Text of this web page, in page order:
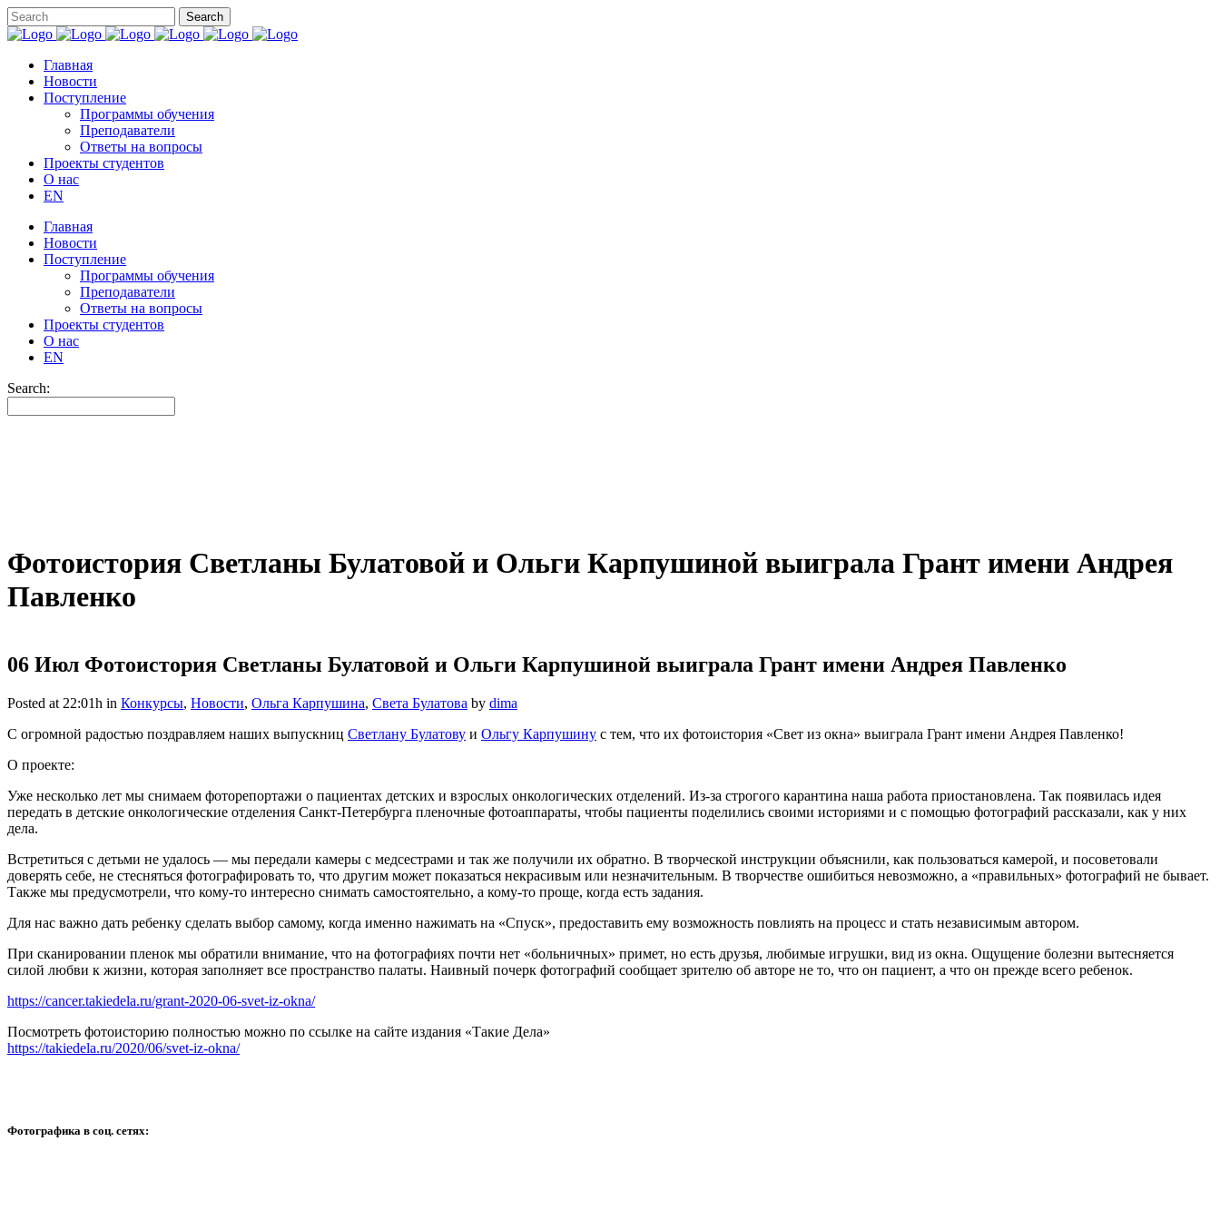
Главная
Новости
Поступление
Программы обучения
Преподаватели
Ответы на вопросы
Проекты студентов
О нас
EN
Главная
Новости
Поступление
Программы обучения
Преподаватели
Ответы на вопросы
Проекты студентов
О нас
EN
Search:
Фотоистория Светланы Булатовой и Ольги Карпушиной выиграла Грант имени Андрея
Павленко
06 Июл Фотоистория Светланы Булатовой и Ольги Карпушиной выиграла Грант имени Андрея Павленко
Posted at 22:01h in Конкурсы, Новости, Ольга Карпушина, Света Булатова by dima
С огромной радостью поздравляем наших выпускниц Светлану Булатову и Ольгу Карпушину с тем, что их фотоистория «Свет из окна» выиграла Грант имени Андрея Павленко!
О проекте:
Уже несколько лет мы снимаем фоторепортажи о пациентах детских и взрослых онкологических отделений. Из-за строгого карантина наша работа приостановлена. Так появилась идея
передать в детские онкологические отделения Санкт-Петербурга пленочные фотоаппараты, чтобы пациенты поделились своими историями и с помощью фотографий рассказали, как у них
дела.
Встретиться с детьми не удалось — мы передали камеры с медсестрами и так же получили их обратно. В творческой инструкции объяснили, как пользоваться камерой, и посоветовали
доверять себе, не стесняться фотографировать то, что другим может показаться некрасивым или незначительным. В творчестве ошибиться невозможно, а «правильных» фотографий не бывает.
Также мы предусмотрели, что кому-то интересно снимать самостоятельно, а кому-то проще, когда есть задания.
Для нас важно дать ребенку сделать выбор самому, когда именно нажимать на «Спуск», предоставить ему возможность повлиять на процесс и стать независимым автором.
При сканировании пленок мы обратили внимание, что на фотографиях почти нет «больничных» примет, но есть друзья, любимые игрушки, вид из окна. Ощущение болезни вытесняется
силой любви к жизни, которая заполняет все пространство палаты. Наивный почерк фотографий сообщает зрителю об авторе не то, что он пациент, а что он прежде всего ребенок.
https://cancer.takiedela.ru/grant-2020-06-svet-iz-okna/
Посмотреть фотоисторию полностью можно по ссылке на сайте издания «Такие Дела»
https://takiedela.ru/2020/06/svet-iz-okna/
Фотографика в соц. сетях: